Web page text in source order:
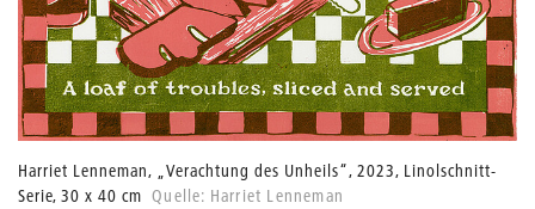
Harriet Lenneman, „Verachtung des Unheils“, 2023, Linolschnitt-
Serie, 30 x 40 cm Quelle: Harriet Lenneman